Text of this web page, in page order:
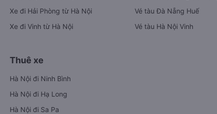
Xe đi Hải Phòng từ Hà Nội
Xe đi Vinh từ Hà Nội
Vé tàu Đà Nẵng Huế
Vé tàu Hà Nội Vinh
Thuê xe
Hà Nội đi Ninh Bình
Hà Nội đi Hạ Long
Hà Nội đi Sa Pa